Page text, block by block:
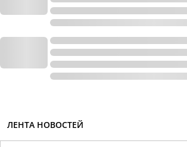
ЛЕНТА НОВОСТЕЙ